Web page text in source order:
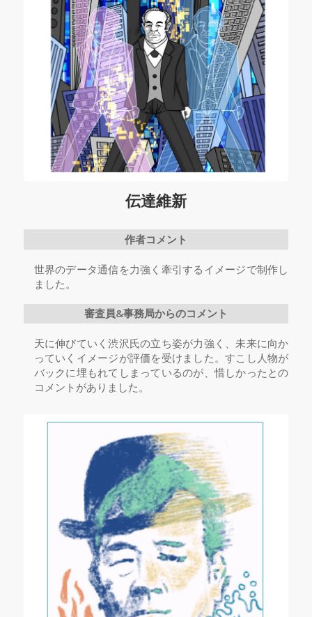
伝達維新
作者コメント
世界のデータ通信を力強く牽引するイメージで制作し
ました。
審査員&事務局からのコメント
天に伸びていく渋沢氏の立ち姿が力強く、未来に向か
っていくイメージが評価を受けました。すこし人物が
バックに埋もれてしまっているのが、惜しかったとの
コメントがありました。